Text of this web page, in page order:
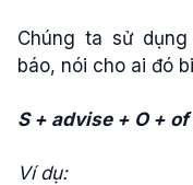
Chúng ta sử
báo, nói cho ai đó
S + advise + O + of
Ví dụ: